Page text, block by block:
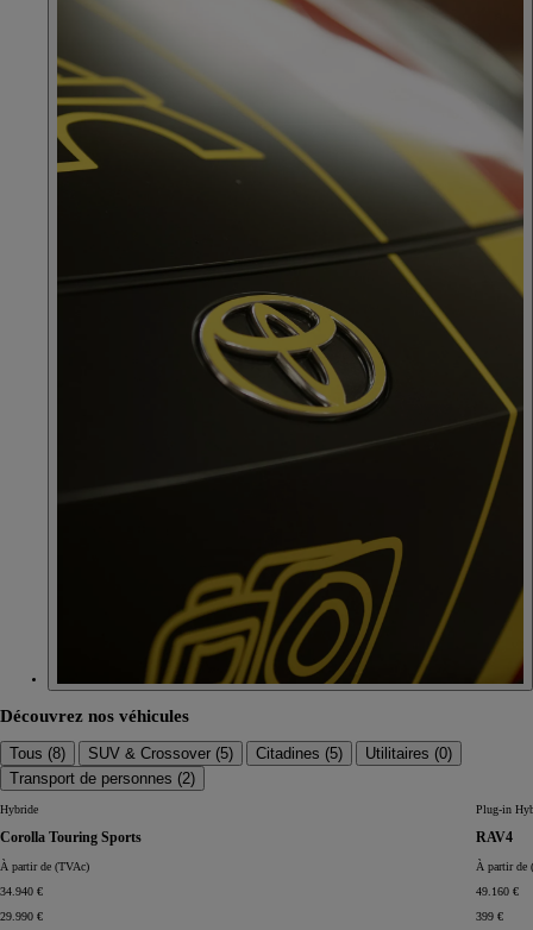
Découvrez nos véhicules
Tous (8) SUV & Crossover (5) Citadines (5) Utilitaires (0)
Transport de personnes (2)
Hybride
Corolla Touring Sports
À partir de (TVAc)
34.940 €
29.990 €
Plug-in
RAV4
À partir de
49.160 €
399 €